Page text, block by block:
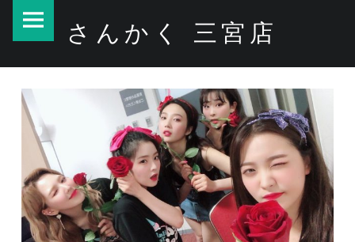
今週のK-POPニュース！ – さんかく 三宮店
さんかく 三宮店